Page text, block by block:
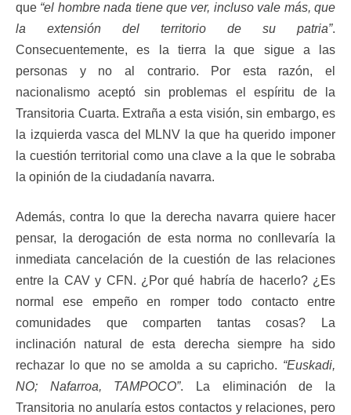
que “el hombre nada tiene que ver, incluso vale más, que
la extensión del territorio de su patria”.
Consecuentemente, es la tierra la que sigue a las
personas y no al contrario. Por esta razón, el
nacionalismo aceptó sin problemas el espíritu de la
Transitoria Cuarta. Extraña a esta visión, sin embargo, es
la izquierda vasca del MLNV la que ha querido imponer
la cuestión territorial como una clave a la que le sobraba
la opinión de la ciudadanía navarra.
Además, contra lo que la derecha navarra quiere hacer
pensar, la derogación de esta norma no conllevaría la
inmediata cancelación de la cuestión de las relaciones
entre la CAV y CFN. ¿Por qué habría de hacerlo? ¿Es
normal ese empeño en romper todo contacto entre
comunidades que comparten tantas cosas? La
inclinación natural de esta derecha siempre ha sido
rechazar lo que no se amolda a su capricho. “Euskadi,
NO; Nafarroa, TAMPOCO”. La eliminación de la
Transitoria no anularía estos contactos y relaciones, pero